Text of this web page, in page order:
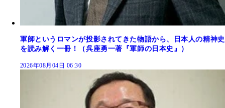
軍師というロマンが投影されてきた物語から、日本人の精神史
を読み解く一冊！（呉座勇一著『軍師の日本史』）
2026年08月04日 06:30